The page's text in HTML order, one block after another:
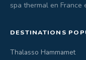
spa thermal en France
DESTINATIONS
Thalasso Hammamet